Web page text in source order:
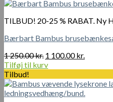
TILBUD! 20-25 % RABAT. Ny
Bærbart Bambus
1 250.00kr. Den
oprindelige
var:
1
1 100.00kr.
er:
Tilføj til kurv
Tilbud!